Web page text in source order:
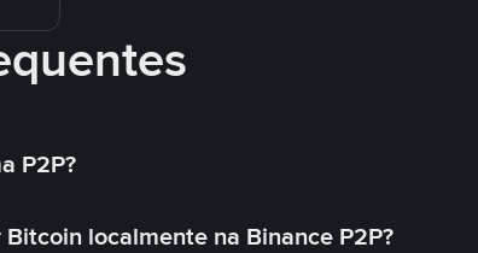
P2P?
localmente na Binance P2P?